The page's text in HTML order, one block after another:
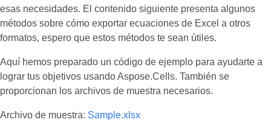
esas necesidades. El contenido siguiente presenta algunos
métodos sobre cómo exportar ecuaciones de Excel a otros
formatos, espero que estos métodos te sean útiles.
Aquí hemos preparado un código de ejemplo para ayudarte a
lograr tus objetivos usando Aspose.Cells. También se
proporcionan los archivos de muestra necesarios.
Archivo de muestra: Sample.xlsx